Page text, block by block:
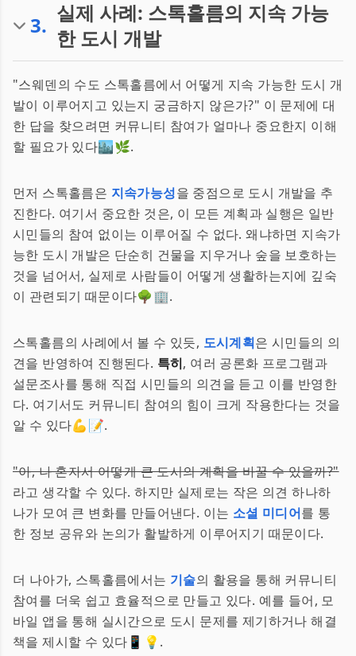
3. 실제 사례: 스톡홀름의 지속 가능
한 도시 개발
"스웨덴의 수도 스톡홀름에서 어떻게 지속 가능한 도시 개
발이 이루어지고 있는지 궁금하지 않은가?" 이 문제에 대
한 답을 찾으려면 커뮤니티 참여가 얼마나 중요한지 이해
할 필요가 있다🏙️🌿.
먼저 스톡홀름은 지속가능성을 중점으로 도시 개발을 추
진한다. 여기서 중요한 것은, 이 모든 계획과 실행은 일반
시민들의 참여 없이는 이루어질 수 없다. 왜냐하면 지속가
능한 도시 개발은 단순히 건물을 지우거나 숲을 보호하는
것을 넘어서, 실제로 사람들이 어떻게 생활하는지에 깊숙
이 관련되기 때문이다🌳🏢.
스톡홀름의 사례에서 볼 수 있듯, 도시계획은 시민들의 의
견을 반영하여 진행된다. 특히, 여러 공론화 프로그램과
설문조사를 통해 직접 시민들의 의견을 듣고 이를 반영한
다. 여기서도 커뮤니티 참여의 힘이 크게 작용한다는 것을
알 수 있다💪📝.
"아, 나 혼자서 어떻게 큰 도시의 계획을 바꿀 수 있을까?"
라고 생각할 수 있다. 하지만 실제로는 작은 의견 하나하
나가 모여 큰 변화를 만들어낸다. 이는 소셜 미디어를 통
한 정보 공유와 논의가 활발하게 이루어지기 때문이다.
더 나아가, 스톡홀름에서는 기술의 활용을 통해 커뮤니티
참여를 더욱 쉽고 효율적으로 만들고 있다. 예를 들어, 모
바일 앱을 통해 실시간으로 도시 문제를 제기하거나 해결
책을 제시할 수 있다📱💡.